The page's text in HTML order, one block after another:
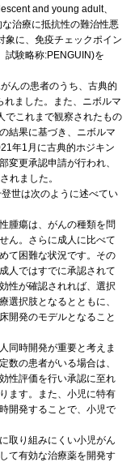
and young adult、
治療に抵抗性の難治性悪
象に、免疫チェックポイン
試験略称:PENGUIN)を
んの患者のうち、古典的
れました。また、ニボルマ
でこれまで観察されたもの
結果に基づき、ニボルマ
年1月に古典的ホジキン
変更承認申請が行われ、
れました。
世は次のように述べてい
腫瘍は、がんの種類を問
ん。さらに成人に比べて
て困難な状況です。その
人ではすでに承認されて
性が確認されれば、選択
選択肢となるとともに、
開発のモデルとなること
同時開発が重要と考えま
数の患者がいる場合は、
性評価を行い承認に至れ
ます。また、小児に特有
開発することで、小児で
取り組みにくい小児がん
て有効な治療薬を開発す